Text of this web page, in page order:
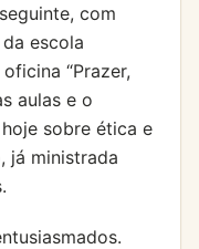
com
escola
“Prazer,
aulas e o
sobre ética e
já ministrada